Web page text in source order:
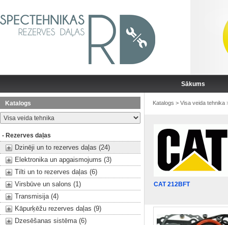
Sākums
Katalogs
- Rezerves daļas
Dzinēji un to rezerves daļas (24)
Elektronika un apgaismojums (3)
Tilti un to rezerves daļas (6)
Virsbūve un salons (1)
Transmisija (4)
Kāpurķēžu rezerves daļas (9)
Dzesēšanas sistēma (6)
Katalogs > Visa veida tehnika
CAT 212BFT